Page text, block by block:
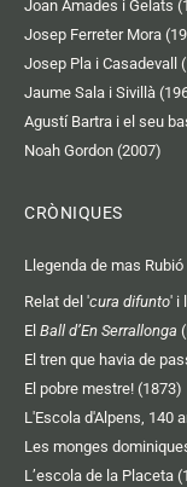
Joan Amades i Gelats
Josep Ferreter Mora
Josep Pla i Casadevall
Jaume Sala i Sivillà
Agustí Bartra i el seu
Noah Gordon (2007)
CRÒNIQUES
Llegenda de mas Rubió
Relat del 'cura difunto' i
El Ball d’En Serrallonga
El tren que havia de
El pobre mestre! (1873)
L'Escola d'Alpens, 140
Les monges
L’escola de la Placeta